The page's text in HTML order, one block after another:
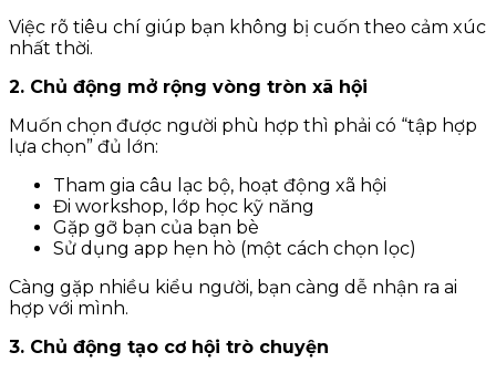
Việc rõ tiêu chí giúp bạn không bị cuốn theo cảm xúc
nhất thời.
2. Chủ động mở rộng vòng tròn xã hội
Muốn chọn được người phù hợp thì phải có “tập hợp
lựa chọn” đủ lớn:
Tham gia câu lạc bộ, hoạt động xã hội
Đi workshop, lớp học kỹ năng
Gặp gỡ bạn của bạn bè
Sử dụng app hẹn hò (một cách chọn lọc)
Càng gặp nhiều kiểu người, bạn càng dễ nhận ra ai
hợp với mình.
3. Chủ động tạo cơ hội trò chuyện